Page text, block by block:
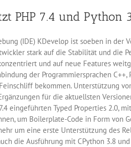
PHP 7.4 und Python
(IDE) KDevelop ist soeben in der
stark auf die Stabilität und die
und auf neue Features
der Programmiersprachen C++,
bekommen. Unterstützung
für die aktuellsten
eingeführten Typed Properties 2.0,
um Boilerplate-Code in Form von
um eine erste Unterstützung des
die Ausführung mit CPython 3.8